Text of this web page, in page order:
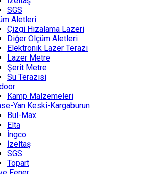
SGS
Aletleri
Çizgi Hizalama Lazeri
Diğer Ölçüm Aletleri
Elektronik Lazer Terazi
Lazer Metre
Şerit Metre
Su Terazisi
Kamp Malzemeleri
Yan Keski-Kargaburun
Bul-Max
Elta
İngco
İzeltaş
SGS
Topart